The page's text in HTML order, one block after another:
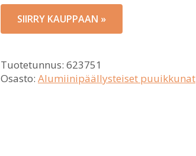
SIIRRY KAUPPAAN »
Tuotetunnus: 623751
Osasto: Alumiinipäällysteiset puuikkunat